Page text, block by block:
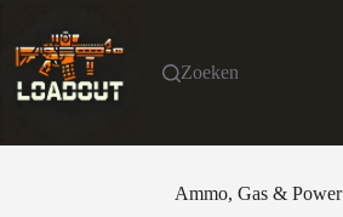
de
inhoud
Zoeken
Ammo, Gas & Power